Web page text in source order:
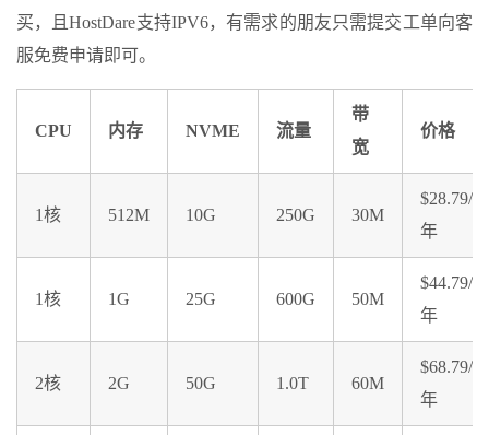
买，且HostDare支持IPV6，有需求的朋友只需提交工单向客
服免费申请即可。
CPU 内存 NVME 流量
带
宽
价格
1核 512M 10G 250G 30M
$28.79/
年
1核 1G 25G 600G 50M
$44.79/
年
2核 2G 50G 1.0T 60M
$68.79/
年